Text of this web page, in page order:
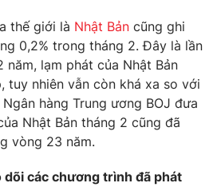
thế giới là Nhật Bản cũng ghi
0,2% trong tháng 2. Đây là lần
lạm phát của Nhật Bản
tuy nhiên vẫn còn khá xa so với
hàng Trung ương BOJ đưa
Nhật Bản tháng 2 cũng đã
vòng 23 năm.
dõi các chương trình đã phát